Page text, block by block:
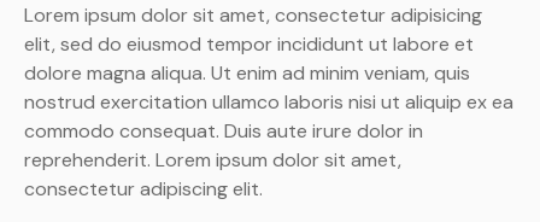
Lorem ipsum dolor sit amet, consectetur adipisicing
elit, sed do eiusmod tempor incididunt ut labore et
dolore magna aliqua. Ut enim ad minim veniam, quis
nostrud exercitation ullamco laboris nisi ut aliquip ex ea
commodo consequat. Duis aute irure dolor in
reprehenderit. Lorem ipsum dolor sit amet,
consectetur adipiscing elit.